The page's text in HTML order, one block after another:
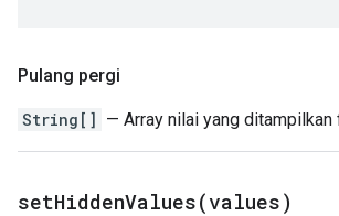
Pulang pergi
String[] — Array nilai yang
setHiddenValues(values)